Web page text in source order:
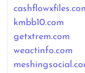
kmbb10.com
getxtrem.com
weactinfo.com